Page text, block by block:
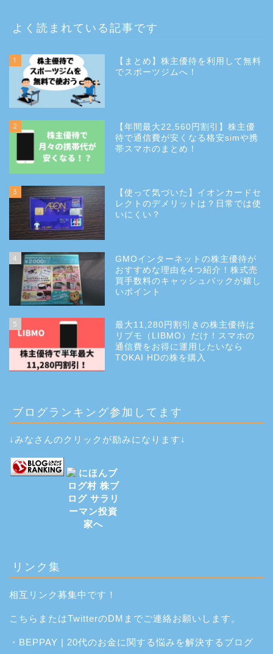
よく読まれている記事です
1
【まとめ】株主優待を利用して無料
でスポーツジムへ！
2
【年間最大22,560円割引】株主優
待で通信費が安くなる格安simや携
帯スマホのまとめ！
3
【使って気づいた】イオンカードセ
レクトのデメリットは？日常では使
いにくい？
4
GMOインターネットの株主優待が
おすすめな理由を4つ紹介！株式売
買手数料のキャッシュバックが嬉し
いポイント
5
最大11,280円割引きの株主優待は
リブモ（LIBMO）だけ！スマホの
通信費をお得に運用したいなら
TOKAI HDの株を購入
ブログランキング参加してます
↓みなさんのクリックが励みになります↓
リンク集
相互リンク募集中です！
こちら またはTwitterのDMまでご連絡お願いします。
・ BEPPAY | 20代のお金に関する悩みを解決するブログ